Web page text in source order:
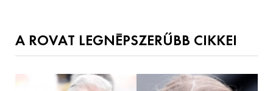
A ROVAT LEGNÉPSZERŰBB CIKKEI